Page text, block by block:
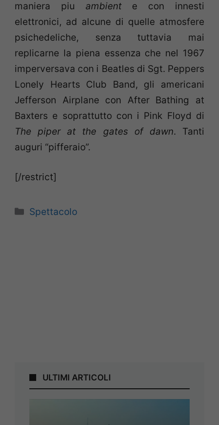
maniera piu ambiente con innesti
elettronici, ad alcune di quelle atmosfere
psichedeliche, senza tuttavia mai
replicarne la piena essenza che nel 1967
imperversava con i Beatles di Sgt. Peppers
Lonely Hearts Club Band, gli americani
Jefferson Airplane con After Bathing at
Baxters e soprattutto con i Pink Floyd di
The piper at the gates of dawn. Tanti
auguri “pifferaio”.
[/restrict]
Categorie
Spettacolo
ULTIMI ARTICOLI